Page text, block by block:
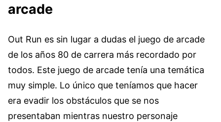
arcade
Out Run es sin lugar a dudas el juego de arcade
de los años 80 de carrera más recordado por
todos. Este juego de arcade tenía una temática
muy simple. Lo único que teníamos que hacer
era evadir los obstáculos que se nos
presentaban mientras nuestro personaje